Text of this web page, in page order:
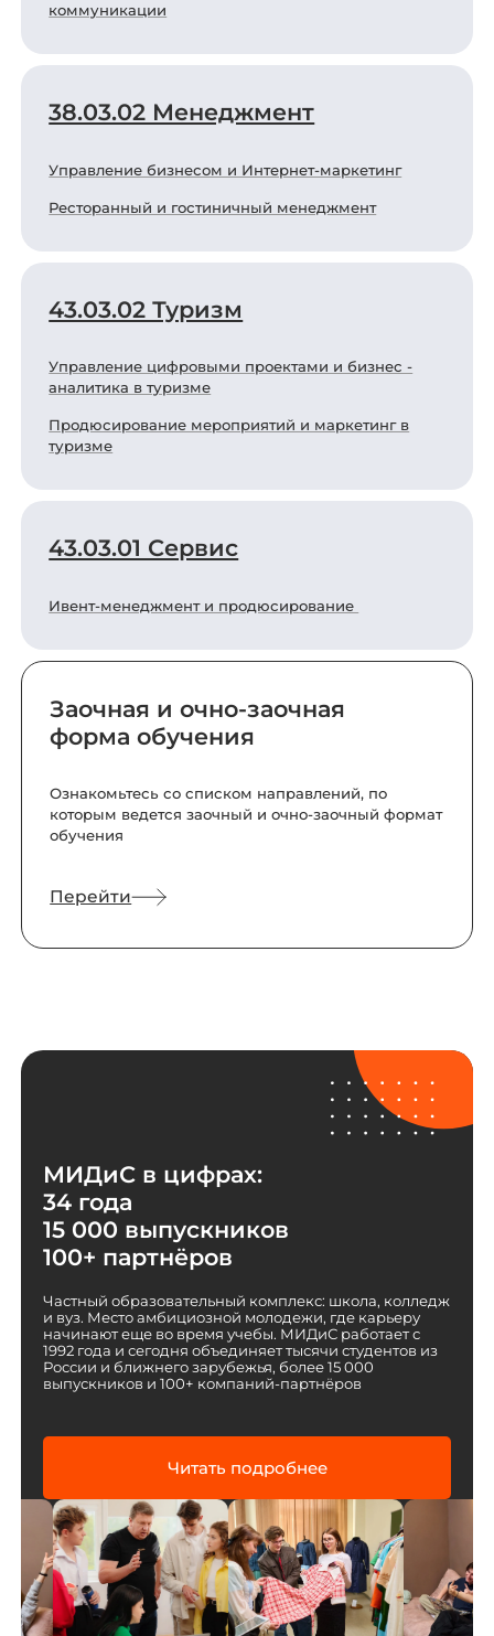
коммуникации
38.03.02 Менеджмент
Управление бизнесом и Интернет-маркетинг
Ресторанный и гостиничный менеджмент
43.03.02 Туризм
Управление цифровыми проектами и бизнес -
аналитика в туризме
Продюсирование мероприятий и маркетинг в
туризме
43.03.01 Сервис
Ивент-менеджмент и продюсирование
Заочная и очно-заочная
форма обучения
Ознакомьтесь со списком направлений, по
которым ведется заочный и очно-заочный формат
обучения
Перейти
МИДиС в цифрах:
34 года
15 000 выпускников
100+ партнёров
Частный образовательный комплекс: школа, колледж
и вуз. Место амбициозной молодежи, где карьеру
начинают еще во время учебы. МИДиС работает с
1992 года и сегодня объединяет тысячи студентов из
России и ближнего зарубежья, более 15 000
выпускников и 100+ компаний-партнёров
Читать подробнее